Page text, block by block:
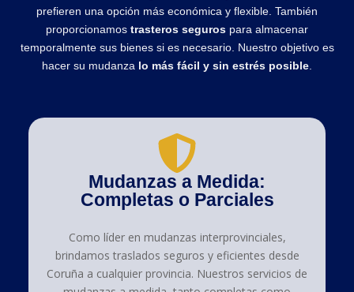
prefieren una opción más económica y flexible. También
proporcionamos trasteros seguros para almacenar
temporalmente sus bienes si es necesario. Nuestro objetivo es
hacer su mudanza lo más fácil y sin estrés posible
Mudanzas a Medida:
Completas o Parciales
Como líder en mudanzas interprovinciales,
brindamos traslados seguros y eficientes desde
Coruña a cualquier provincia. Nuestros servicios de